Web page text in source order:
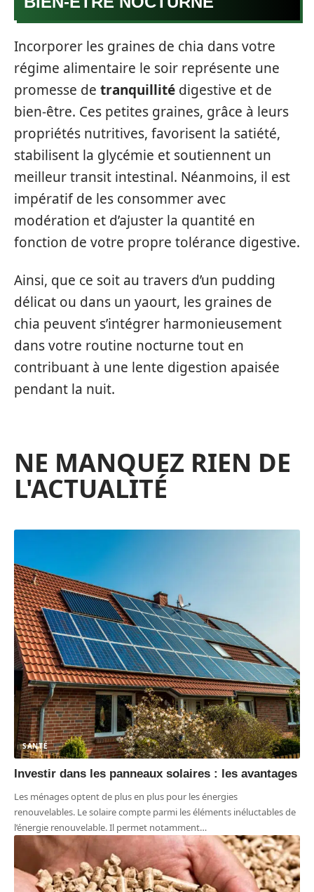
Incorporer les graines de chia dans votre
régime alimentaire le soir représente une
promesse de tranquillité digestive et de
bien-être. Ces petites graines, grâce à leurs
propriétés nutritives, favorisent la satiété,
stabilisent la glycémie et soutiennent un
meilleur transit intestinal. Néanmoins, il est
impératif de les consommer avec
modération et d’ajuster la quantité en
fonction de votre propre tolérance digestive.
Ainsi, que ce soit au travers d’un pudding
délicat ou dans un yaourt, les graines de
chia peuvent s’intégrer harmonieusement
dans votre routine nocturne tout en
contribuant à une lente digestion apaisée
pendant la nuit.
NE MANQUEZ RIEN DE
L'ACTUALITÉ
SANTÉ
Investir dans les panneaux solaires : les avantages
Les ménages optent de plus en plus pour les énergies
renouvelables. Le solaire compte parmi les éléments inéluctables de
l’énergie renouvelable. Il permet notamment…